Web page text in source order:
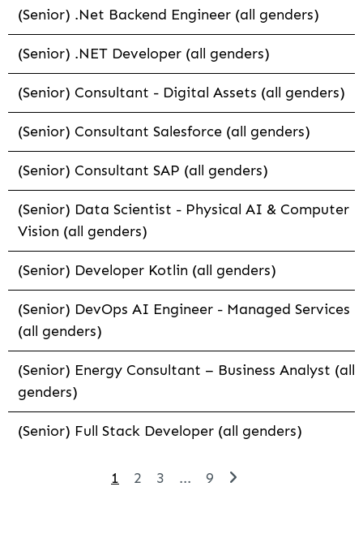
(Senior) .Net Backend Engineer (all genders)
(Senior) .NET Developer (all genders)
(Senior) Consultant - Digital Assets (all genders)
(Senior) Consultant Salesforce (all genders)
(Senior) Consultant SAP (all genders)
(Senior) Data Scientist - Physical AI & Computer
Vision (all genders)
(Senior) Developer Kotlin (all genders)
(Senior) DevOps AI Engineer - Managed Services
(all genders)
(Senior) Energy Consultant – Business Analyst (all
genders)
(Senior) Full Stack Developer (all genders)
1 2 3 ... 9